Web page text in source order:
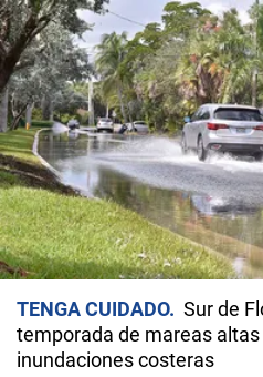
TENGA CUIDADO
Sur de
temporada de mareas
inundaciones costeras